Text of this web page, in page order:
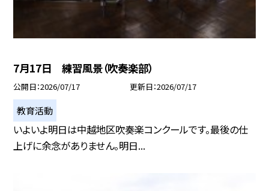
7月17日 練習風景（吹奏楽部）
公開日 2026/07/17 更新日 2026/07/17
教育活動
いよいよ明日は中越地区吹奏楽コンクールです。最後の仕
上げに余念がありません。明日...